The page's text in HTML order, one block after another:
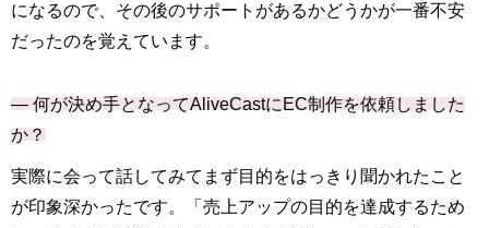
になるので、その後のサポートがあるかどうかが一番不安
だったのを覚えています。
― 何が決め手となってAliveCastにEC制作を依頼しました
か？
実際に会って話してみてまず目的をはっきり聞かれたこと
が印象深かったです。「売上アップの目的を達成するため